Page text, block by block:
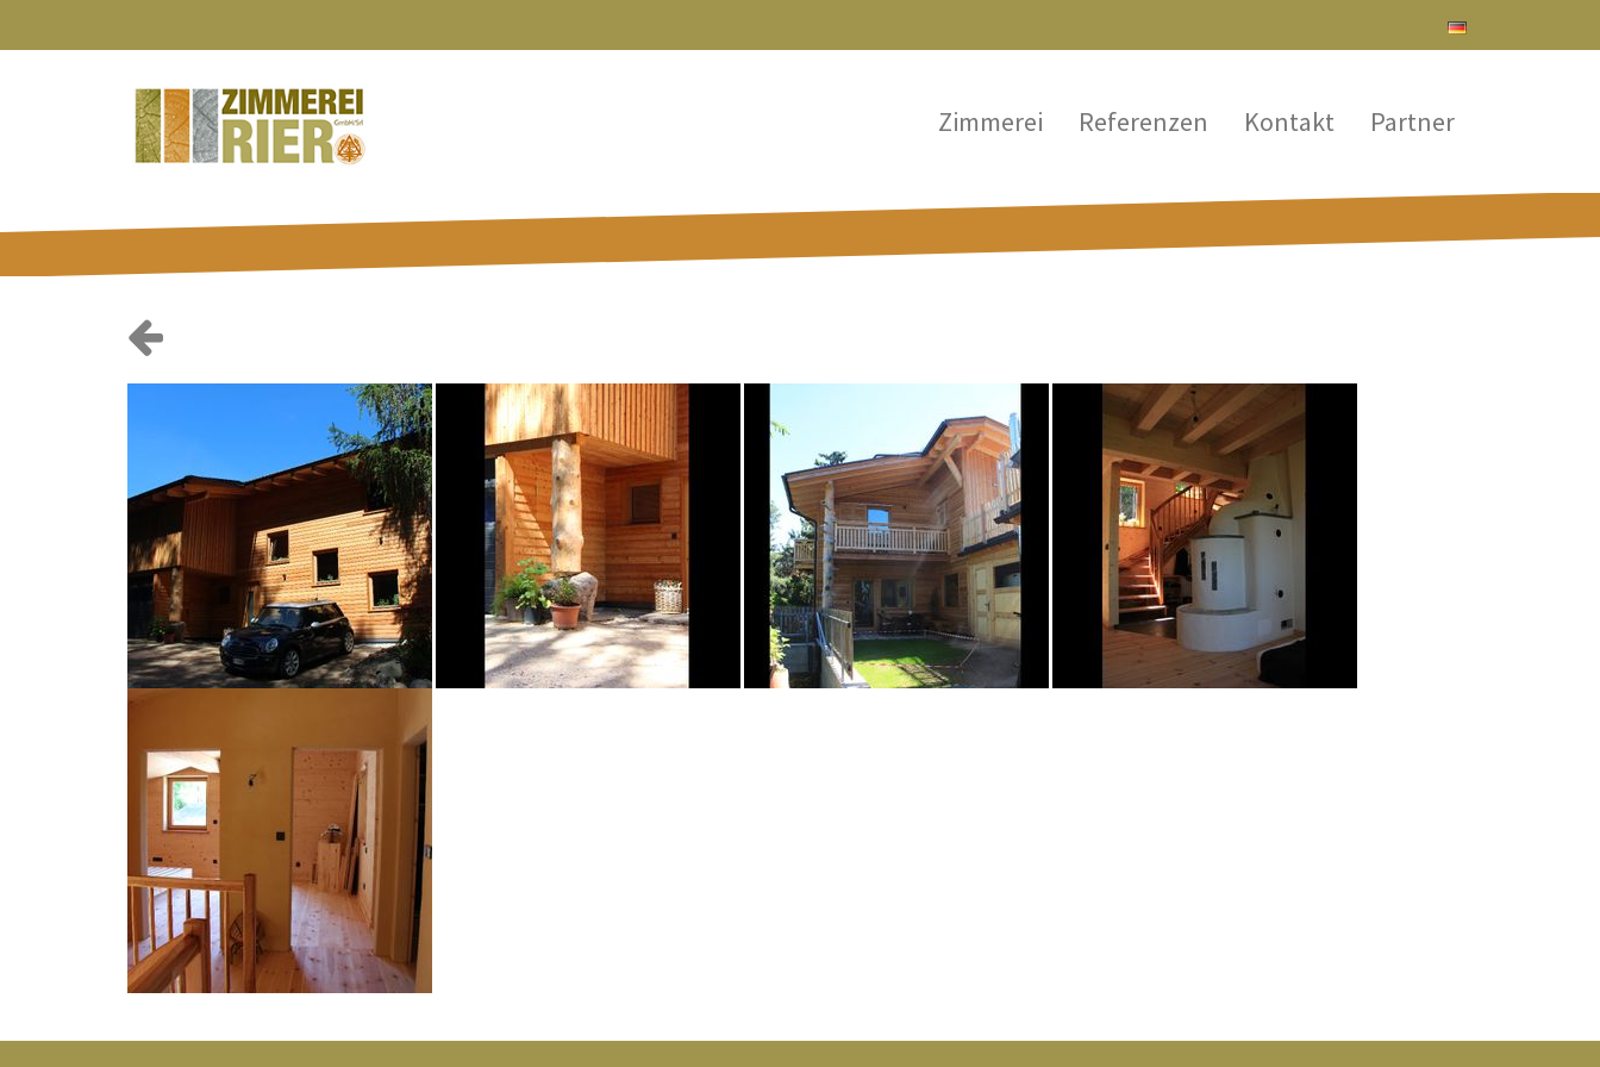
Zimmerei Referenzen Kontakt Partner